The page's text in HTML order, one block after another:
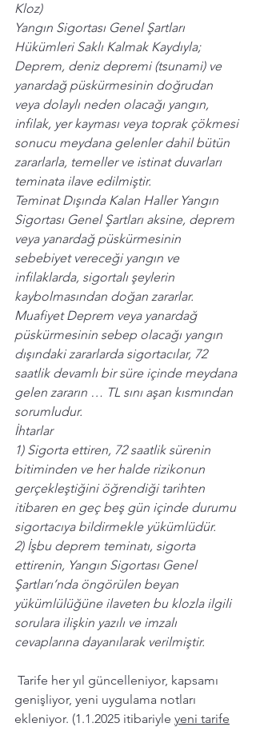
Kloz)
Yangın Sigortası Genel Şartları
Hükümleri Saklı Kalmak Kaydıyla;
Deprem, deniz depremi (tsunami) ve
yanardağ püskürmesinin doğrudan
veya dolaylı neden olacağı yangın,
infilak, yer kayması veya toprak çökmesi
sonucu meydana gelenler dahil bütün
zararlarla, temeller ve istinat duvarları
teminata ilave edilmiştir.
Teminat Dışında Kalan Haller Yangın
Sigortası Genel Şartları aksine, deprem
veya yanardağ püskürmesinin
sebebiyet vereceği yangın ve
infilaklarda, sigortalı şeylerin
kaybolmasından doğan zararlar.
Muafiyet Deprem veya yanardağ
püskürmesinin sebep olacağı yangın
dışındaki zararlarda sigortacılar, 72
saatlik devamlı bir süre içinde meydana
gelen zararın … TL sını aşan kısmından
sorumludur.
İhtarlar
1) Sigorta ettiren, 72 saatlik sürenin
bitiminden ve her halde rizikonun
gerçekleştiğini öğrendiği tarihten
itibaren en geç beş gün içinde durumu
sigortacıya bildirmekle yükümlüdür.
2) İşbu deprem teminatı, sigorta
ettirenin, Yangın Sigortası Genel
Şartları’nda öngörülen beyan
yükümlülüğüne ilaveten bu klozla ilgili
sorulara ilişkin yazılı ve imzalı
cevaplarına dayanılarak verilmiştir.
genişliyor, yeni uygulama notları
ekleniyor. (1.1.2025 itibariyle yeni tarife